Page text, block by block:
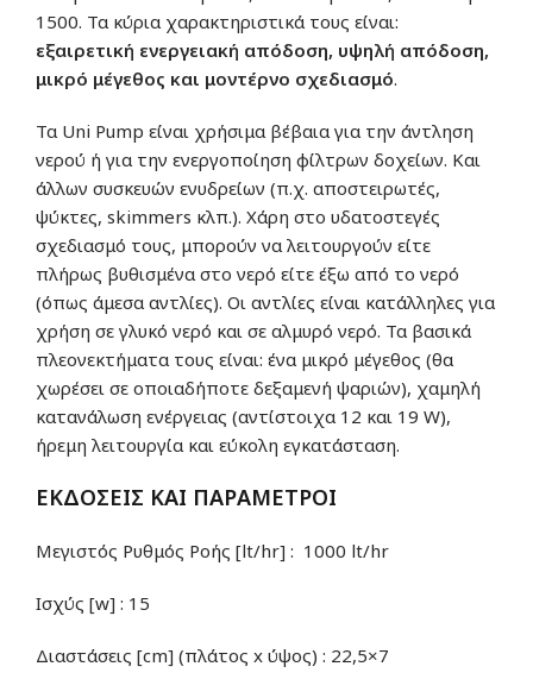
1500. Τα κύρια χαρακτηριστικά τους είναι:
εξαιρετική ενεργειακή απόδοση, υψηλή απόδοση,
μικρό μέγεθος και μοντέρνο σχεδιασμό.
Τα Uni Pump είναι χρήσιμα βέβαια για την άντληση
νερού ή για την ενεργοποίηση φίλτρων δοχείων. Και
άλλων συσκευών ενυδρείων (π.χ. αποστειρωτές,
ψύκτες, skimmers κλπ.). Χάρη στο υδατοστεγές
σχεδιασμό τους, μπορούν να λειτουργούν είτε
πλήρως βυθισμένα στο νερό είτε έξω από το νερό
(όπως άμεσα αντλίες). Οι αντλίες είναι κατάλληλες για
χρήση σε γλυκό νερό και σε αλμυρό νερό. Τα βασικά
πλεονεκτήματα τους είναι: ένα μικρό μέγεθος (θα
χωρέσει σε οποιαδήποτε δεξαμενή ψαριών), χαμηλή
κατανάλωση ενέργειας (αντίστοιχα 12 και 19 W),
ήρεμη λειτουργία και εύκολη εγκατάσταση.
ΕΚΔΟΣΕΙΣ ΚΑΙ ΠΑΡΑΜΕΤΡΟΙ
Μεγιστός Ρυθμός Ροής [lt/hr] : 1000 lt/hr
Ισχύς [w] : 15
Διαστάσεις [cm] (πλάτος x ύψος) : 22,5×7